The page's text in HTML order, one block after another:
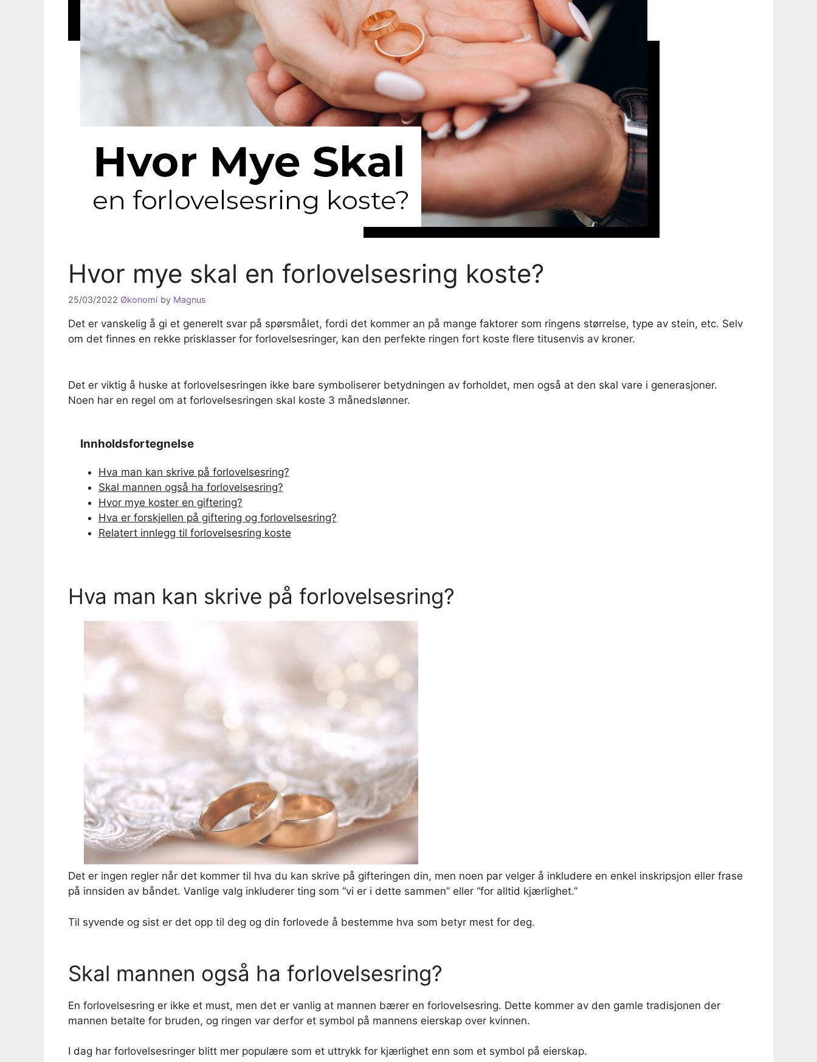
Hvor mye skal en forlovelsesring koste?
25/03/2022 Økonomi by Magnus
Det er vanskelig å gi et generelt svar på spørsmålet, fordi det kommer an på mange faktorer som ringens størrelse, type av stein, etc. Selv
om det finnes en rekke prisklasser for forlovelsesringer, kan den perfekte ringen fort koste flere titusenvis av kroner.
Det er viktig å huske at forlovelsesringen ikke bare symboliserer betydningen av forholdet, men også at den skal vare i generasjoner.
Noen har en regel om at forlovelsesringen skal koste 3 månedslønner.
Innholdsfortegnelse
Hva man kan skrive på forlovelsesring?
Skal mannen også ha forlovelsesring?
Hvor mye koster en giftering?
Hva er forskjellen på giftering og forlovelsesring?
Relatert innlegg til forlovelsesring koste
Hva man kan skrive på forlovelsesring?
Det er ingen regler når det kommer til hva du kan skrive på gifteringen din, men noen par velger å inkludere en enkel inskripsjon eller frase
på innsiden av båndet. Vanlige valg inkluderer ting som “vi er i dette sammen” eller “for alltid kjærlighet.”
Til syvende og sist er det opp til deg og din forlovede å bestemme hva som betyr mest for deg.
Skal mannen også ha forlovelsesring?
En forlovelsesring er ikke et must, men det er vanlig at mannen bærer en forlovelsesring. Dette kommer av den gamle tradisjonen der
mannen betalte for bruden, og ringen var derfor et symbol på mannens eierskap over kvinnen.
I dag har forlovelsesringer blitt mer populære som et uttrykk for kjærlighet enn som et symbol på eierskap.